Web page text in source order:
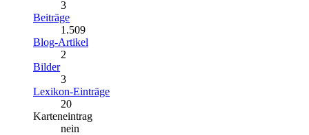
3
Beiträge
1.509
Blog-Artikel
2
Bilder
3
Lexikon-Einträge
20
Karteneintrag
nein